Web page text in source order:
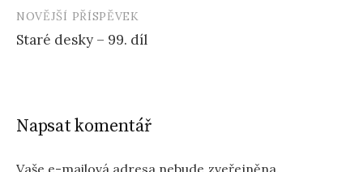
NOVĚJŠÍ PŘÍSPĚVEK
Staré desky – 99. díl
Napsat komentář